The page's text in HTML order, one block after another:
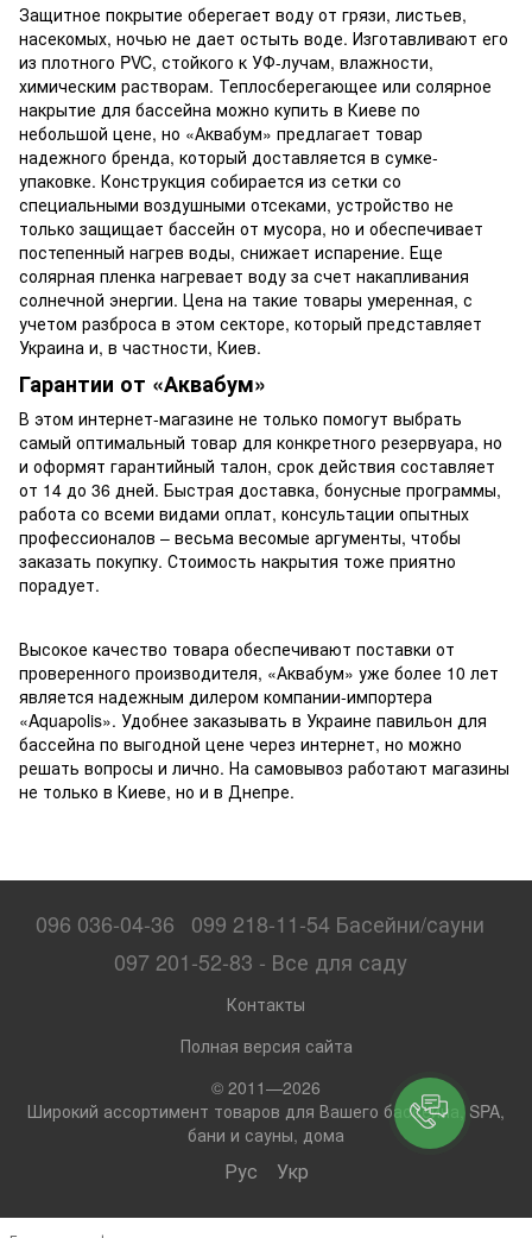
Защитное покрытие оберегает воду от грязи, листьев,
насекомых, ночью не дает остыть воде. Изготавливают его
из плотного PVC, стойкого к УФ-лучам, влажности,
химическим растворам. Теплосберегающее или солярное
накрытие для бассейна можно купить в Киеве по
небольшой цене, но «Аквабум» предлагает товар
надежного бренда, который доставляется в сумке-
упаковке. Конструкция собирается из сетки со
специальными воздушными отсеками, устройство не
только защищает бассейн от мусора, но и обеспечивает
постепенный нагрев воды, снижает испарение. Еще
солярная пленка нагревает воду за счет накапливания
солнечной энергии. Цена на такие товары умеренная, с
учетом разброса в этом секторе, который представляет
Украина и, в частности, Киев.
Гарантии от «Аквабум»
В этом интернет-магазине не только помогут выбрать
самый оптимальный товар для конкретного резервуара, но
и оформят гарантийный талон, срок действия составляет
от 14 до 36 дней. Быстрая доставка, бонусные программы,
работа со всеми видами оплат, консультации опытных
профессионалов – весьма весомые аргументы, чтобы
заказать покупку. Стоимость накрытия тоже приятно
порадует.
Высокое качество товара обеспечивают поставки от
проверенного производителя, «Аквабум» уже более 10 лет
является надежным дилером компании-импортера
«Aquapolis». Удобнее заказывать в Украине павильон для
бассейна по выгодной цене через интернет, но можно
решать вопросы и лично. На самовывоз работают магазины
не только в Киеве, но и в Днепре.
096 036-04-36
099 218-11-54 Басейни/сауни
097 201-52-83 - Все для саду
Контакты
Полная версия сайта
© 2011—2026
Широкий ассортимент товаров для Вашего бассейна, SPA,
бани и сауны, дома
Рус Укр